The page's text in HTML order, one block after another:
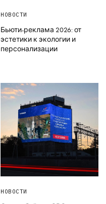
НОВОСТИ
Бьюти-реклама 2026: от
эстетики к экологии и
персонализации
НОВОСТИ